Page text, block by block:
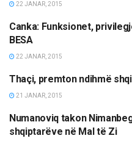
22 JANAR, 2015
LAJME
Canka: Funksionet,
BESA
22 JANAR, 2015
LAJME
Thaçi, premton ndihmë
21 JANAR, 2015
LAJME
Numanoviq takon
shqiptarëve në Mal të Zi